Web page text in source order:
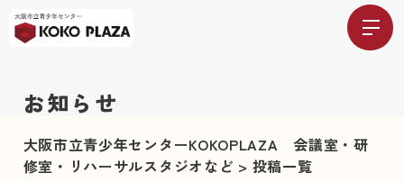
お知らせ
大阪市立青少年センターKOKOPLAZA 会議室・研
修室・リハーサルスタジオなど > 投稿一覧